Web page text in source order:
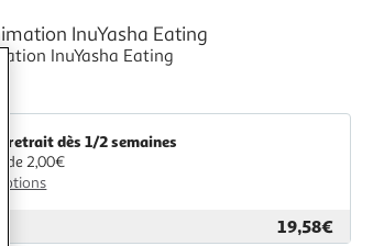
InuYasha Eating
InuYasha Eating
retrait dès 1/2 semaines
de 2,00€
19,58€